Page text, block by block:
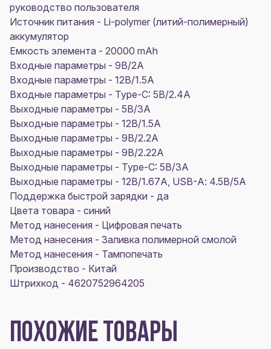
руководство пользователя
Источник питания - Li-polymer (литий-полимерный)
аккумулятор
Емкость элемента - 20000 mAh
Входные параметры - 9В/2А
Входные параметры - 12В/1.5A
Входные параметры - Type-C: 5В/2.4А
Выходные параметры - 5В/3А
Выходные параметры - 12В/1.5А
Выходные параметры - 9В/2.2А
Выходные параметры - 9В/2.22A
Выходные параметры - Type-C: 5В/3A
Выходные параметры - 12В/1.67A, USB-А: 4.5В/5A
Поддержка быстрой зарядки - да
Цвета товара - синий
Метод нанесения - Цифровая печать
Метод нанесения - Заливка полимерной смолой
Метод нанесения - Тампопечать
Производство - Китай
Штрихкод - 4620752964205
ПОХОЖИЕ ТОВАРЫ